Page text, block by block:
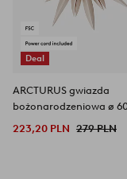
Deal
ARCTURUS gwiazda
bożonarodzeniowa ø
223,20 PLN 279 PLN